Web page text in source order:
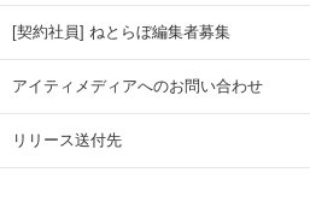
[契約社員] ねとらぼ編集者募集
アイティメディアへのお問い合わせ
リリース送付先